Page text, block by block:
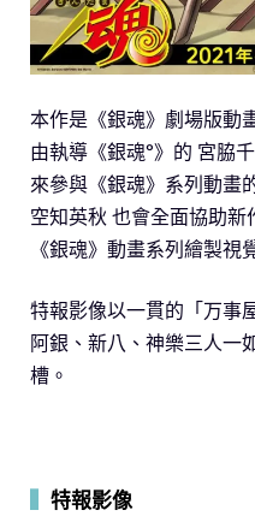
本作是《銀魂》劇場版動
由執導《銀魂°》的 宮脇
來參與《銀魂》系列動畫
空知英秋 也會全面協助
《銀魂》動畫系列繪製視
特報影像以一貫的「万事
阿銀、新八、神樂三人一
槽。
特報影像